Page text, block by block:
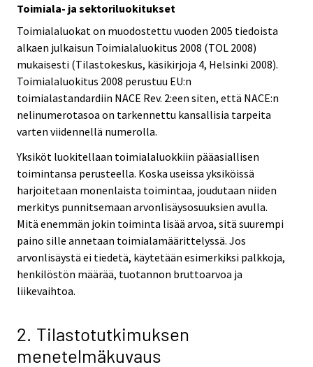
Toimiala- ja sektoriluokitukset
Toimialaluokat on muodostettu vuoden 2005 tiedoista
alkaen julkaisun Toimialaluokitus 2008 (TOL 2008)
mukaisesti (Tilastokeskus, käsikirjoja 4, Helsinki 2008).
Toimialaluokitus 2008 perustuu EU:n
toimialastandardiin NACE Rev. 2:een siten, että NACE:n
nelinumerotasoa on tarkennettu kansallisia tarpeita
varten viidennellä numerolla.
Yksiköt luokitellaan toimialaluokkiin pääasiallisen
toimintansa perusteella. Koska useissa yksiköissä
harjoitetaan monenlaista toimintaa, joudutaan niiden
merkitys punnitsemaan arvonlisäysosuuksien avulla.
Mitä enemmän jokin toiminta lisää arvoa, sitä suurempi
paino sille annetaan toimialamäärittelyssä. Jos
arvonlisäystä ei tiedetä, käytetään esimerkiksi palkkoja,
henkilöstön määrää, tuotannon bruttoarvoa ja
liikevaihtoa.
2. Tilastotutkimuksen
menetelmäkuvaus